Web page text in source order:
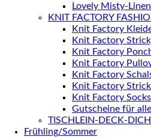
Lovely Misty-Linen
KNIT FACTORY
Knit Factory
Knit Factory
Knit Factory
Knit Factory
Knit Factory
Knit Factory
Knit Factory
Gutscheine für
TISCHLEIN-DECK-
Frühling/Sommer